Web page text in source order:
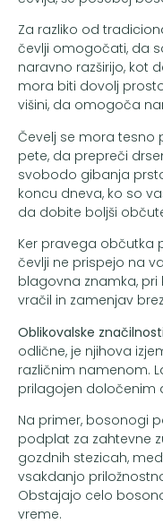
Za razliko od
čevlji omogočati, da
naravno razširijo, kot
mora biti dovolj
višini, da omogoča
Čevelj se mora tesno
pete, da prepreči
svobodo gibanja
koncu dneva, ko so
da dobite boljši
Ker pravega občutka
čevlji ne prispejo na
blagovna znamka, pri
vračil in zamenjav
Oblikovalske značilnosti
odlične, je njihova
različnim namenom.
prilagojen določenim
Na primer, bosonogi
podplat za zahtevne
gozdnih stezicah,
vsakdanjo
Obstajajo celo
vreme.